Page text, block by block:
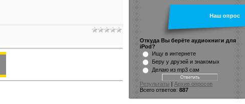
Наш опрос
Откуда Вы берёте аудиокниги для
iPod?
Ищу в интернете
Беру у друзей и знакомых
Делаю из mp3 сам
Результаты | Архив опросов
Всего ответов: 887